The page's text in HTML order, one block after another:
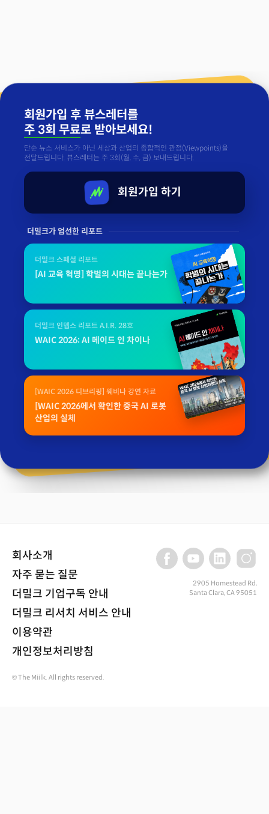
회원가입 후 뷰스레터를
주 3회 무료로 받아보세요!
단순 뉴스 서비스가 아닌 세상과 산업의 종합적인 관점(Viewpoints)을
전달드립니다. 뷰스레터는 주 3회(월, 수, 금) 보내드립니다.
회원가입 하기
더밀크가 엄선한 리포트
더밀크 스페셜 리포트
[AI 교육 혁명] 학벌의 시대는 끝나는가
더밀크 인뎁스 리포트 A.I.R. 28호
WAIC 2026: AI 메이드 인 차이나
[WAIC 2026 디브리핑] 웨비나 강연 자료
[WAIC 2026에서 확인한 중국 AI 로봇
산업의 실체
회사소개
자주 묻는 질문
더밀크 기업구독 안내
더밀크 리서치 서비스 안내
이용약관
개인정보처리방침
2905 Homestead Rd,
Santa Clara, CA 95051
© The Miilk. All rights reserved.